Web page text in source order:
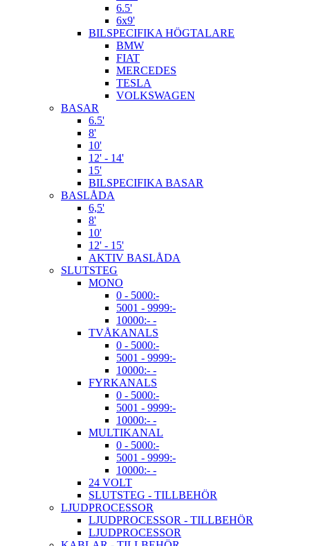
6.5'
6x9'
BILSPECIFIKA HÖGTALARE
BMW
FIAT
MERCEDES
TESLA
VOLKSWAGEN
BASAR
6.5'
8'
10'
12' - 14'
15'
BILSPECIFIKA BASAR
BASLÅDA
6,5'
8'
10'
12' - 15'
AKTIV BASLÅDA
SLUTSTEG
MONO
0 - 5000:-
5001 - 9999:-
10000:- -
TVÅKANALS
0 - 5000:-
5001 - 9999:-
10000:- -
FYRKANALS
0 - 5000:-
5001 - 9999:-
10000:- -
MULTIKANAL
0 - 5000:-
5001 - 9999:-
10000:- -
24 VOLT
SLUTSTEG - TILLBEHÖR
LJUDPROCESSOR
LJUDPROCESSOR - TILLBEHÖR
LJUDPROCESSOR